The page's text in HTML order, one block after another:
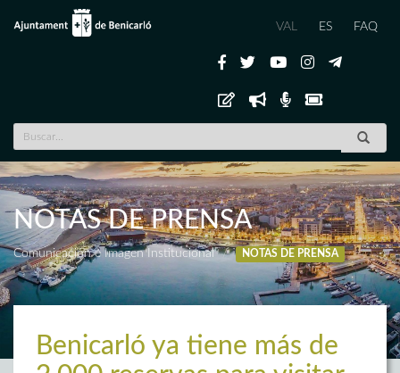
VAL ES FAQ
NOTAS DE PRENSA
Comunicación e Imagen Institucional NOTAS DE PRENSA
Benicarló ya tiene más de